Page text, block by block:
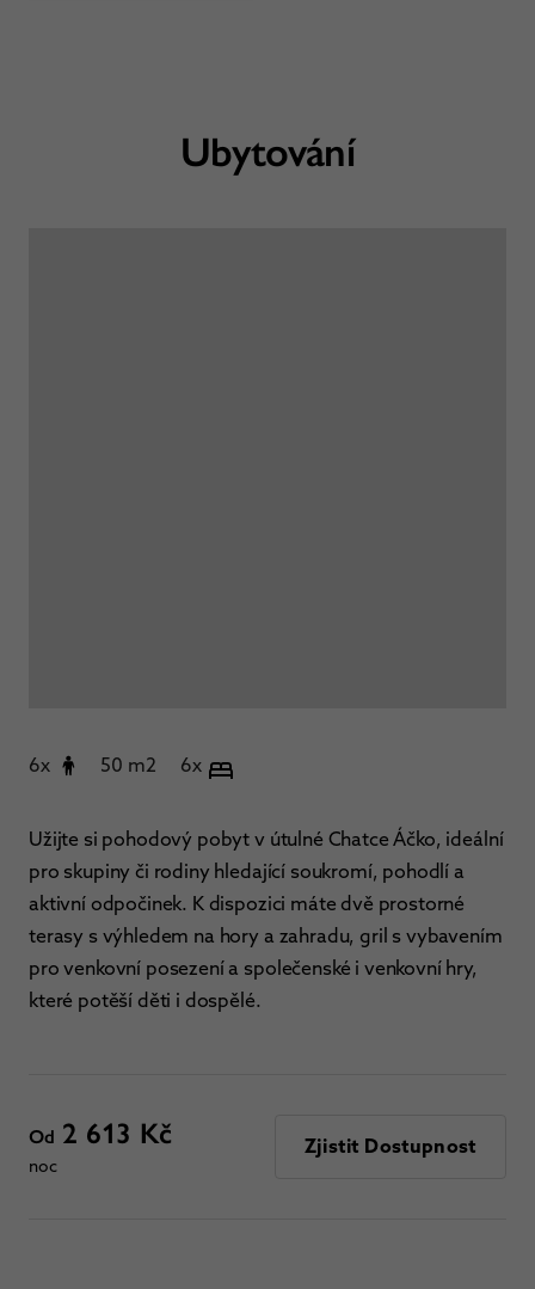
6x 50 m2 6x
Užijte si pohodový pobyt v útulné Chatce Áčko, ideální
pro skupiny či rodiny hledající soukromí, pohodlí a
aktivní odpočinek. K dispozici máte dvě prostorné
terasy s výhledem na hory a zahradu, gril s vybavením
pro venkovní posezení a společenské i venkovní hry,
které potěší děti i dospělé.
Od 2 613 Kč
noc
Zjistit Dostupnost
Ubytování